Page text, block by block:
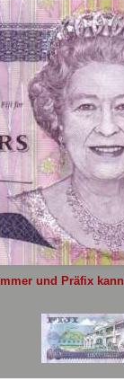
Sie hier .
und Präfix